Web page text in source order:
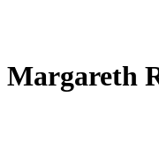
Margareth